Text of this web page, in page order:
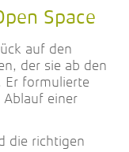
Space
auf den
der sie ab den
Er formulierte
Ablauf einer
die richtigen